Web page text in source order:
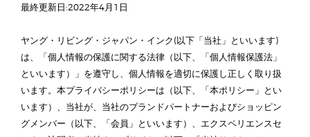
最終更新日:2022年4月1日
ヤング・リビング・ジャパン・インク(以下「当社」といいます)
は、「個人情報の保護に関する法律（以下、「個人情報保護法」
といいます）」を遵守し、個人情報を適切に保護し正しく取り扱
います。本プライバシーポリシーは（以下、「本ポリシー」とい
います）、当社が、当社のブランドパートナーおよびショッピン
グメンバー（以下、「会員」といいます）、エクスペリエンスセ